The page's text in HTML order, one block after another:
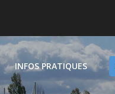
INFOS PRATIQUES